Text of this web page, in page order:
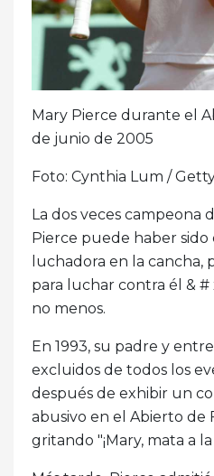
Mary Pierce durante el
de junio de 2005
Foto: Cynthia Lum /
La dos veces campeona
Pierce puede haber sido
luchadora en la cancha,
para luchar contra él & #
no menos.
En 1993, su padre y
excluidos de todos los
después de exhibir un
abusivo en el Abierto de
gritando "¡Mary, mata a